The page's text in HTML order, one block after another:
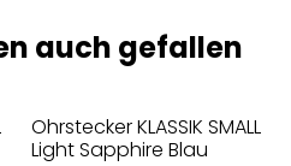
auch gefallen
Ohrstecker KLASSIK SMALL
Light Sapphire Blau